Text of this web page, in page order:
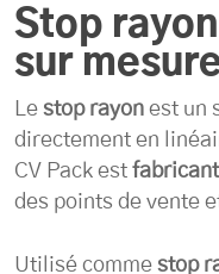
Packaging / emballage
et
Stop
sur
Lestop rayon est un
directement en
CV Pack est
des points de vente
Utilisé commestop